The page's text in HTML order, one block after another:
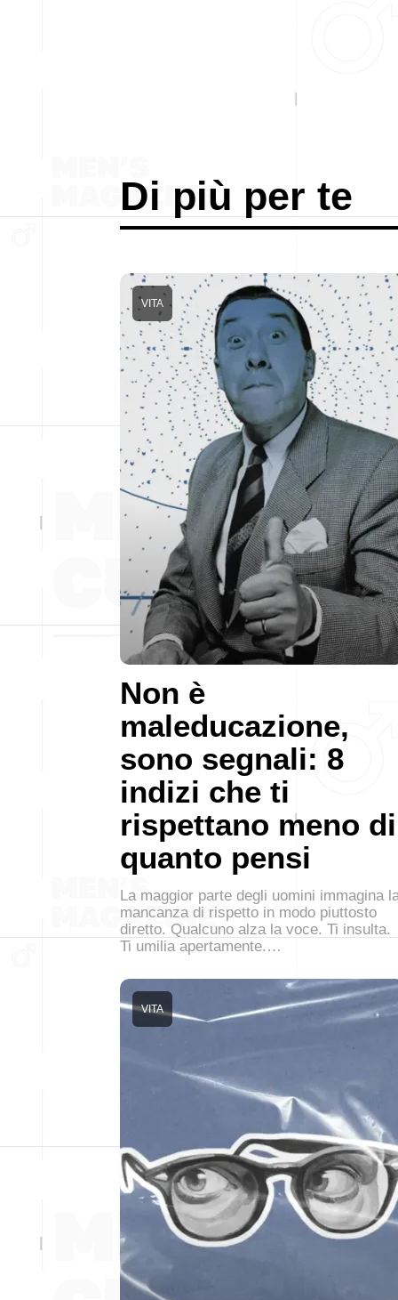
Di più per te
Non è
maleducazione,
sono segnali: 8
indizi che ti
rispettano meno di
quanto pensi
VITA
La maggior parte degli uomini immagina
mancanza di rispetto in modo piuttosto
diretto. Qualcuno alza la voce. Ti insulta.
Ti umilia apertamente.…
VITA